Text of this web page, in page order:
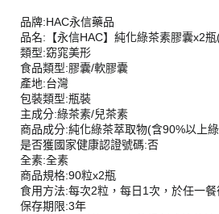
品牌:HAC永信藥品
品名:【永信HAC】純化綠茶素膠囊x2
類型:窈窕美形
食品類型:膠囊/軟膠囊
產地:台灣
包裝類型:瓶裝
主成分:綠茶素/兒茶素
商品成分:純化綠茶萃取物(含90%以上
是否獲國家健康認證號碼:否
全素:全素
商品規格:90粒x2瓶
食用方法:每次2粒，每日1次，於任一餐
保存期限:3年